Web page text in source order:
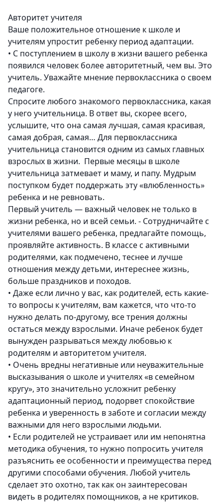
Авторитет учителя
Ваше положительное отношение к школе и
учителям упростит ребенку период адаптации.
• С поступлением в школу в жизни вашего ребенка
появился человек более авторитетный, чем вы. Это
учитель. Уважайте мнение первоклассника о своем
педагоге.
Спросите любого знакомого первоклассника, какая
у него учительница. В ответ вы, скорее всего,
услышите, что она самая лучшая, самая красивая,
самая добрая, самая… Для первоклассника
учительница становится одним из самых главных
взрослых в жизни. Первые месяцы в школе
учительница затмевает и маму, и папу. Мудрым
поступком будет поддержать эту «влюбленность»
ребенка и не ревновать.
Первый учитель — важный человек не только в
жизни ребенка, но и всей семьи. - Сотрудничайте с
учителями вашего ребенка, предлагайте помощь,
проявляйте активность. В классе с активными
родителями, как подмечено, теснее и лучше
отношения между детьми, интереснее жизнь,
больше праздников и походов.
• Даже если лично у вас, как родителей, есть какие-
то вопросы к учителям, вам кажется, что что-то
нужно делать по-другому, все трения должны
остаться между взрослыми. Иначе ребенок будет
вынужден разрываться между любовью к
родителям и авторитетом учителя.
• Очень вредны негативные или неуважительные
высказывания о школе и учителях «в семейном
кругу», это значительно усложнит ребенку
адаптационный период, подорвет спокойствие
ребенка и уверенность в заботе и согласии между
важными для него взрослыми людьми.
• Если родителей не устраивает или им непонятна
методика обучения, то нужно попросить учителя
разъяснить ее особенности и преимущества перед
другими способами обучения. Любой учитель
сделает это охотно, так как он заинтересован
видеть в родителях помощников, а не критиков.